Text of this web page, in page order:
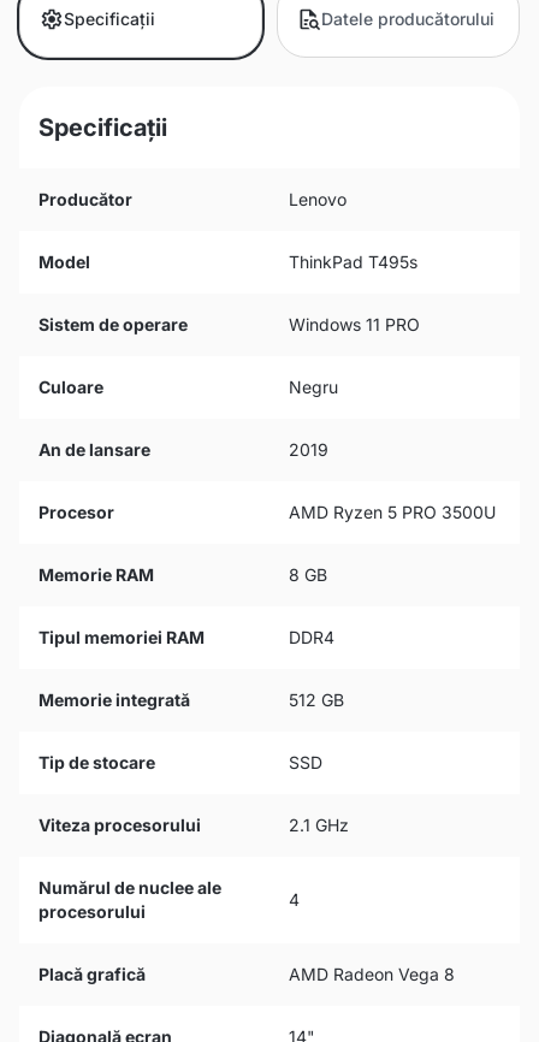
Specificații Datele producătorului
Specificații
Producător Lenovo
Model ThinkPad T495s
Sistem de operare Windows 11 PRO
Culoare Negru
An de lansare 2019
Procesor AMD Ryzen 5 PRO 3500U
Memorie RAM 8 GB
Tipul memoriei RAM DDR4
Memorie integrată 512 GB
Tip de stocare SSD
Viteza procesorului 2.1 GHz
Numărul de nuclee ale
procesorului
4
Placă grafică AMD Radeon Vega 8
Diagonală ecran 14"